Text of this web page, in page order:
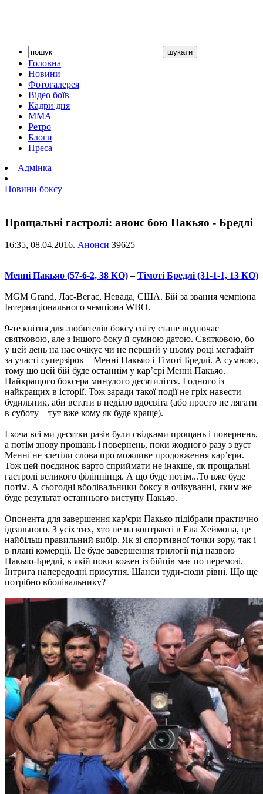
Головна
Новини
Фотогалерея
Відео боїв
Кадри дня
ММА
Ретро
Блоги
Преса
Адмінка
Новини боксу
Прощальні гастролі: анонс бою Пакьяо - Бредлі
16:35, 08.04.2016. Анонси 39625
Менні Пакьяо (57-6-2, 38 КО)–Тімоті Бредлі (31-1-1, 13 КО)
MGM Grand, Лас-Вегас, Невада, США. Бій за звання чемпіона
Інтернаціонального чемпіона WBO.
9-те квітня для любителів боксу світу стане водночас
святковою, але з іншого боку й сумною датою. Святковою, бо
у цей день на нас очікує чи не перший у цьому році мегафайт
за участі суперзірок – Менні Пакьяо і Тімоті Бредлі. А сумною,
тому що цей бій буде останнім у кар’єрі Менні Пакьяо.
Найкращого боксера минулого десятиліття. І одного із
найкращих в історії. Тож заради такої події не гріх навести
будильник, аби встати в неділю вдосвіта (або просто не лягати
в суботу – тут вже кому як буде краще).
І хоча всі ми десятки разів були свідками прощань і повернень,
а потім знову прощань і повернень, поки жодного разу з вуст
Менні не злетіли слова про можливе продовження кар’єри.
Тож цей поєдинок варто сприймати не інакше, як прощальні
гастролі великого філіппінця. А що буде потім...То вже буде
потім. А сьогодні вболівальники боксу в очікуванні, яким же
буде результат останнього виступу Пакьяо.
Опонента для завершення кар'єри Пакьяо підібрали практично
ідеального. З усіх тих, хто не на контракті в Ела Хеймона, це
найбільш правильний вибір. Як зі спортивної точки зору, так і
в плані комерції. Це буде завершення трилогії під назвою
Пакьяо-Бредлі, в якій поки кожен із бійців має по перемозі.
Інтрига напередодні присутня. Шанси туди-сюди рівні. Що ще
потрібно вболівальнику?